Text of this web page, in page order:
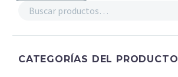
CATEGORÍAS DEL PRODUCTO